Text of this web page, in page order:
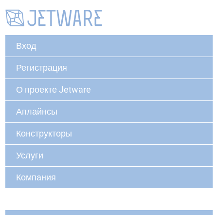
Вход
Регистрация
О проекте Jetware
Аплайнсы
Конструкторы
Услуги
Компания